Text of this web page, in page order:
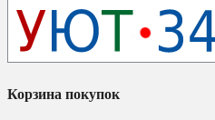
Корзина покупок